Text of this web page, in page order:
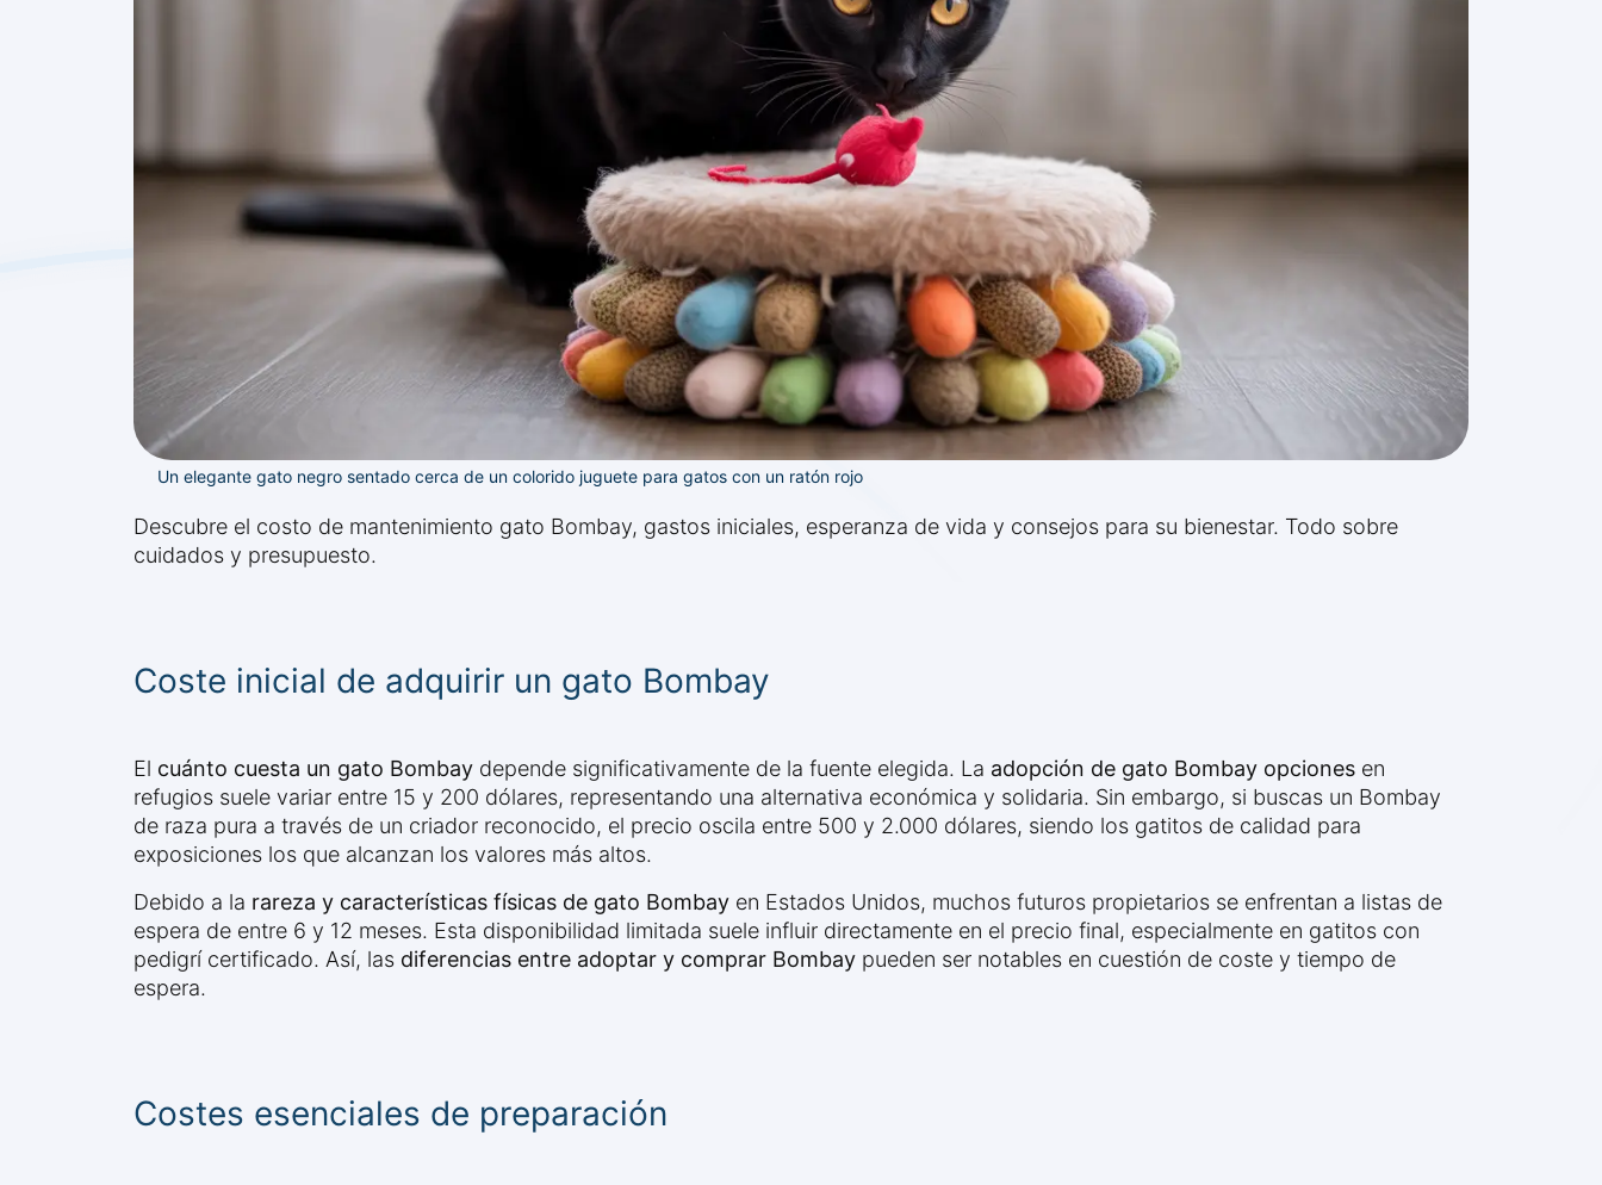
Un elegante gato negro sentado cerca de un colorido juguete para gatos con un ratón rojo
Descubre el costo de mantenimiento gato Bombay, gastos iniciales, esperanza de vida y consejos para su bienestar. Todo sobre
cuidados y presupuesto.
Coste inicial de adquirir un gato Bombay
El cuánto cuesta un gato Bombay depende significativamente de la fuente elegida. La adopción de gato Bombay opciones en
refugios suele variar entre 15 y 200 dólares, representando una alternativa económica y solidaria. Sin embargo, si buscas un Bombay
de raza pura a través de un criador reconocido, el precio oscila entre 500 y 2.000 dólares, siendo los gatitos de calidad para
exposiciones los que alcanzan los valores más altos.
Debido a la rareza y características físicas de gato Bombay en Estados Unidos, muchos futuros propietarios se enfrentan a listas de
espera de entre 6 y 12 meses. Esta disponibilidad limitada suele influir directamente en el precio final, especialmente en gatitos con
pedigrí certificado. Así, las diferencias entre adoptar y comprar Bombay pueden ser notables en cuestión de coste y tiempo de
espera.
Costes esenciales de preparación